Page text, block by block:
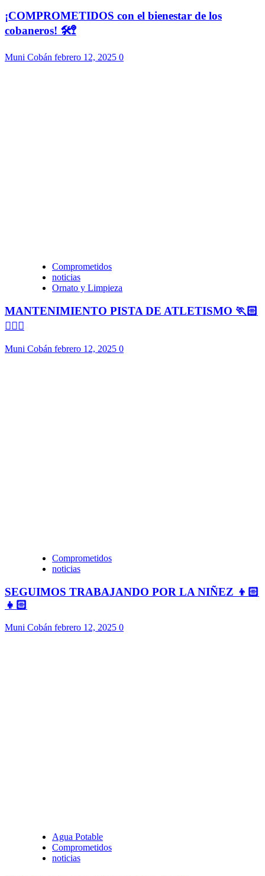
¡COMPROMETIDOS con el bienestar de los
cobaneros! 🛠️🚏
Muni Cobán febrero 12, 2025 0
Comprometidos
noticias
Ornato y Limpieza
MANTENIMIENTO PISTA DE ATLETISMO 🏃🏻
🏃🏻‍♀️
Muni Cobán febrero 12, 2025 0
Comprometidos
noticias
SEGUIMOS TRABAJANDO POR LA NIÑEZ 👦🏻
👧🏻
Muni Cobán febrero 12, 2025 0
Agua Potable
Comprometidos
noticias